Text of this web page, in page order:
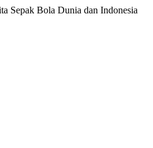
Sepak Bola Dunia dan Indonesia